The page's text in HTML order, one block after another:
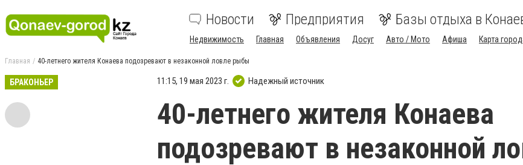
Новости Предприятия Базы отдыха в
Недвижимость Главная Объявления Досуг Авто / Мото Афиша Карта
Главная 40-летнего жителя Конаева подозревают в незаконной ловле рыбы
БРАКОНЬЕР 11:15, 19 мая 2023 г. Надежный источник
40-летнего жителя Конаева
подозревают в незаконной